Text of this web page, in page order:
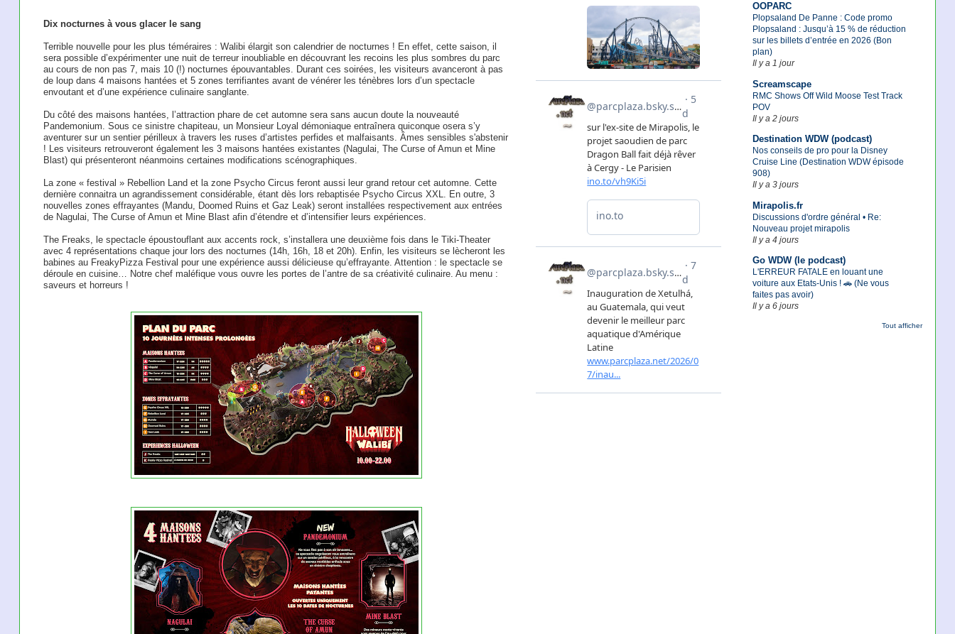
OOPARC
Plopsaland De Panne : Code promo
Plopsaland : Jusqu’à 15 % de réduction
sur les billets d’entrée en 2026 (Bon
plan)
Il y a 1 jour
Screamscape
RMC Shows Off Wild Moose Test Track
POV
Il y a 2 jours
Destination WDW (podcast)
Nos conseils de pro pour la Disney
Cruise Line (Destination WDW épisode
908)
Il y a 3 jours
Mirapolis.fr
Discussions d'ordre général • Re:
Nouveau projet mirapolis
Il y a 4 jours
Go WDW (le podcast)
L'ERREUR FATALE en louant une
voiture aux Etats-Unis ! 🚗 (Ne vous
faites pas avoir)
Il y a 6 jours
Tout afficher
Dix nocturnes à vous glacer le sang
Terrible nouvelle pour les plus téméraires : Walibi élargit son calendrier de nocturnes ! En effet, cette saison, il
sera possible d’expérimenter une nuit de terreur inoubliable en découvrant les recoins les plus sombres du parc
au cours de non pas 7, mais 10 (!) nocturnes épouvantables. Durant ces soirées, les visiteurs avanceront à pas
de loup dans 4 maisons hantées et 5 zones terrifiantes avant de vénérer les ténèbres lors d’un spectacle
envoutant et d’une expérience culinaire sanglante. ​
Du côté des maisons hantées, l’attraction phare de cet automne sera sans aucun doute la nouveauté
Pandemonium. Sous ce sinistre chapiteau, un Monsieur Loyal démoniaque entraînera quiconque osera s’y
aventurer sur un sentier périlleux à travers les ruses d’artistes perfides et malfaisants. Âmes sensibles s'abstenir
! Les visiteurs retrouveront également les 3 maisons hantées existantes (Nagulai, The Curse of Amun et Mine
Blast) qui présenteront néanmoins certaines modifications scénographiques.
La zone « festival » Rebellion Land et la zone Psycho Circus feront aussi leur grand retour cet automne. Cette
dernière connaitra un agrandissement considérable, étant dès lors rebaptisée Psycho Circus XXL. En outre, 3
nouvelles zones effrayantes (Mandu, Doomed Ruins et Gaz Leak) seront installées respectivement aux entrées
de Nagulai, The Curse of Amun et Mine Blast afin d’étendre et d’intensifier leurs expériences. ​
The Freaks, le spectacle époustouflant aux accents rock, s’installera une deuxième fois dans le Tiki-Theater
avec 4 représentations chaque jour lors des nocturnes (14h, 16h, 18 et 20h). Enfin, les visiteurs se lècheront les
babines au FreakyPizza Festival pour une expérience aussi délicieuse qu’effrayante. Attention : le spectacle se
déroule en cuisine… Notre chef maléfique vous ouvre les portes de l’antre de sa créativité culinaire. Au menu :
saveurs et horreurs !